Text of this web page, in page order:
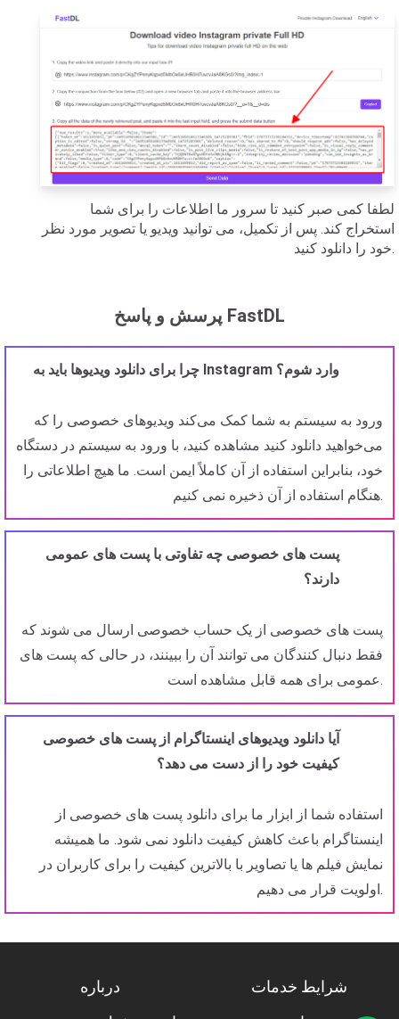
لطفا کمی صبر کنید تا سرور ما اطلاعات را برای شما
استخراج کند. پس از تکمیل، می توانید ویدیو یا تصویر مورد نظر
خود را دانلود کنید.
پرسش و پاسخ FastDL
چرا برای دانلود ویدیوها باید به Instagram وارد شوم؟
ورود به سیستم به شما کمک می‌کند ویدیوهای خصوصی را که
می‌خواهید دانلود کنید مشاهده کنید، با ورود به سیستم در دستگاه
خود، بنابراین استفاده از آن کاملاً ایمن است. ما هیچ اطلاعاتی را
هنگام استفاده از آن ذخیره نمی کنیم.
پست های خصوصی چه تفاوتی با پست های عمومی
دارند؟
پست های خصوصی از یک حساب خصوصی ارسال می شوند که
فقط دنبال کنندگان می توانند آن را ببینند، در حالی که پست های
عمومی برای همه قابل مشاهده است.
آیا دانلود ویدیوهای اینستاگرام از پست های خصوصی
کیفیت خود را از دست می دهد؟
استفاده شما از ابزار ما برای دانلود پست های خصوصی از
اینستاگرام باعث کاهش کیفیت دانلود نمی شود. ما همیشه
نمایش فیلم ها یا تصاویر با بالاترین کیفیت را برای کاربران در
اولویت قرار می دهیم.
درباره
شرایط خدمات